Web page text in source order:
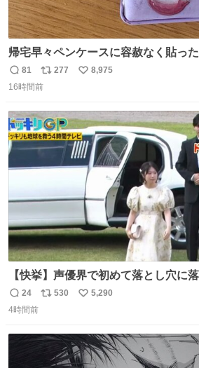
帰宅早々ペンケースに容赦なく貼っ
が勿体無い精神で心がざわつく.....ッ
返
信
81
リ
ポ
ト
数
277
い
数
8,975
16時間前
【快挙】声優界で初めて落とし穴に落ち
返
信
24
リ
ト
530
い
数
5,290
4時間前